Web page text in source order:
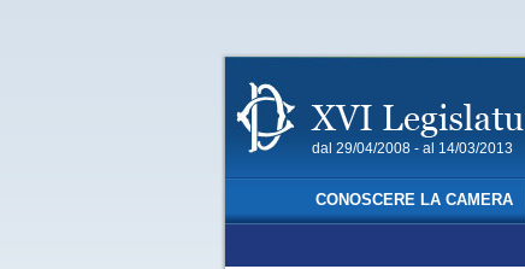
dal 29/04/2008 - al 14/03/2013
CONOSCERE LA CAMERA